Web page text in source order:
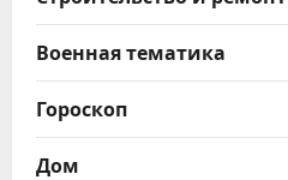
Военная тематика
Гороскоп
Дом